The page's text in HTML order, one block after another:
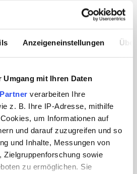
Anzeigeneinstellungen
mit Ihren Daten
verarbeiten Ihre
z. B. Ihre IP-Adresse, mithilfe
um Informationen auf
und darauf zuzugreifen und so
und Inhalte, Messungen von
Zielgruppenforschung sowie
zu ermöglichen. Sie